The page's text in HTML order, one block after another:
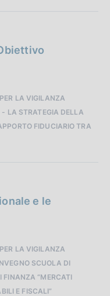
LA VIGILANZA
LA STRATEGIA DELLA
FIDUCIARIO TRA
e le
LA VIGILANZA
SCUOLA DI
FINANZA “MERCATI
E FISCALI”